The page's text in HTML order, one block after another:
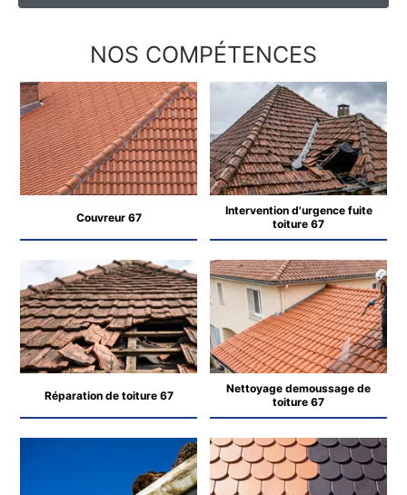
NOS COMPÉTENCES
Couvreur 67
Intervention d'urgence fuite
toiture 67
Réparation de toiture 67
Nettoyage demoussage de
toiture 67